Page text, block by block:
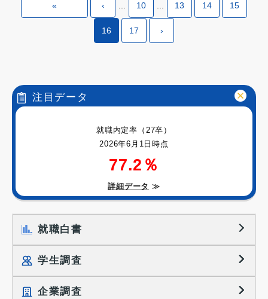
« ‹ ... 10 ... 13 14 15
16 17 ›
注目データ
就職内定率（27卒）
2026年6月1日時点
77.2％
詳細データ ≫
就職白書
学生調査
就職プロセス調査
企業調査